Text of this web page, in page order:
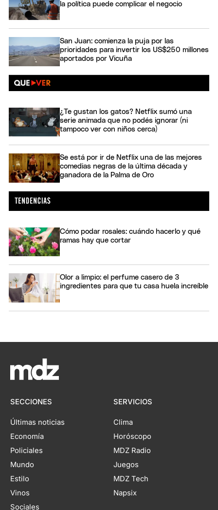
la política puede complicar el negocio
San Juan: comienza la puja por las
prioridades para invertir los US$250 millones
aportados por Vicuña
¿Te gustan los gatos? Netflix sumó una
serie animada que no podés ignorar (ni
tampoco ver con niños cerca)
Se está por ir de Netflix una de las mejores
comedias negras de la última década y
ganadora de la Palma de Oro
Cómo podar rosales: cuándo hacerlo y qué
ramas hay que cortar
Olor a limpio: el perfume casero de 3
ingredientes para que tu casa huela increíble
SECCIONES
Últimas noticias
Economía
Policiales
Mundo
Estilo
Vinos
Sociales
SERVICIOS
Clima
Horóscopo
MDZ Radio
Juegos
MDZ Tech
Napsix